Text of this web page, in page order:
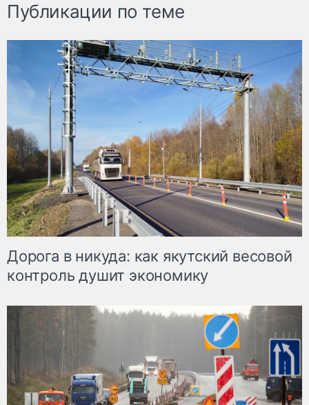
Публикации по теме
Дорога в никуда: как якутский весовой
контроль душит экономику